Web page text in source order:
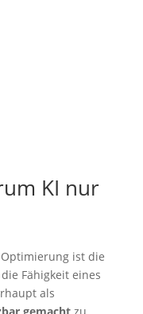
KI nur
ist die
Fähigkeit eines
als